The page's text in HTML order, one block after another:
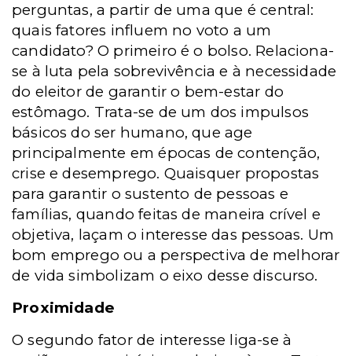
perguntas, a partir de uma que é central:
quais fatores influem no voto a um
candidato? O primeiro é o bolso. Relaciona-
se à luta pela sobrevivência e à necessidade
do eleitor de garantir o bem-estar do
estômago. Trata-se de um dos impulsos
básicos do ser humano, que age
principalmente em épocas de contenção,
crise e desemprego. Quaisquer propostas
para garantir o sustento de pessoas e
famílias, quando feitas de maneira crível e
objetiva, laçam o interesse das pessoas. Um
bom emprego ou a perspectiva de melhorar
de vida simbolizam o eixo desse discurso.
Proximidade
O segundo fator de interesse liga-se à